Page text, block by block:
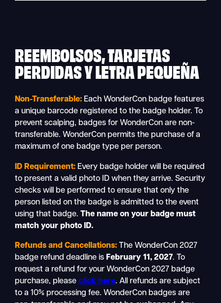
REEMBOLSOS, TARJETAS
PERDIDAS Y LETRA PEQUEÑA
Non-Transferable: Each WonderCon badge features
a unique barcode registered to the badge holder. To
prevent scalping, badges for WonderCon are non-
transferable. WonderCon permits the purchase of a
maximum of one badge type per person.
ID Requirement: Every badge holder will be required
to present a valid photo ID when they arrive. Security
checks will be performed to ensure that only the
person listed on the badge is admitted to the event
using that badge.The name on your badge must
match your photo ID.
Refunds and Cancellations:
The WonderCon 2027
badge refund deadline is February 11, 2027. To
request a refund for your WonderCon 2027 badge
purchase, pleaseclick here. All refunds are subject
to a 10% processing fee. WonderCon badges are